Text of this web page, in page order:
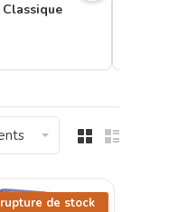
Classique
de stock